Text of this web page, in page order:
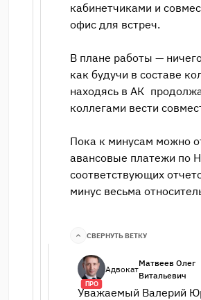
кабинетчиками и
офис для встреч.
В плане работы —
как будучи в составе
находясь в АК
коллегами вести
Пока к минусам можно
авансовые платежи по
соответствующих
минус весьма
СВЕРНУТЬ ВЕТКУ
ПРО
Адвокат
Матвеев Олег
Витальевич
Уважаемый Валерий